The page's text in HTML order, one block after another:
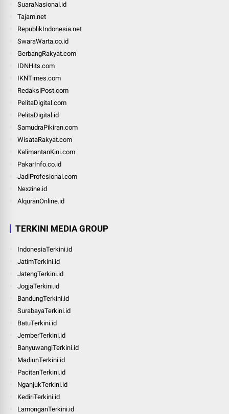
SuaraNasional.id
Tajam.net
RepublikIndonesia.net
SwaraWarta.co.id
GerbangRakyat.com
IDNHits.com
IKNTimes.com
RedaksiPost.com
PelitaDigital.com
PelitaDigital.id
SamudraPikiran.com
WisataRakyat.com
KalimantanKini.com
PakarInfo.co.id
JadiProfesional.com
Nexzine.id
AlquranOnline.id
TERKINI MEDIA GROUP
IndonesiaTerkini.id
JatimTerkini.id
JatengTerkini.id
JogjaTerkini.id
BandungTerkini.id
SurabayaTerkini.id
BatuTerkini.id
JemberTerkini.id
BanyuwangiTerkini.id
MadiunTerkini.id
PacitanTerkini.id
NganjukTerkini.id
KediriTerkini.id
LamonganTerkini.id